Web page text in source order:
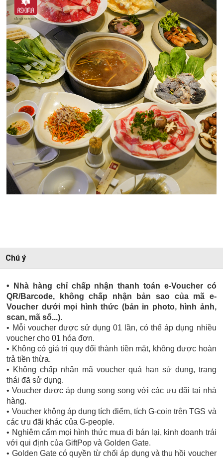
Chú ý
• Nhà hàng chỉ chấp nhận thanh toán e-Voucher có
QR/Barcode, không chấp nhận bản sao của mã e-
Voucher dưới mọi hình thức (bản in photo, hình ảnh,
scan, mã số...).
• Mỗi voucher được sử dụng 01 lần, có thể áp dụng nhiều
voucher cho 01 hóa đơn.
• Không có giá trị quy đổi thành tiền mặt, không được hoàn
trả tiền thừa.
• Không chấp nhận mã voucher quá hạn sử dụng, trạng
thái đã sử dụng.
• Voucher được áp dụng song song với các ưu đãi tại nhà
hàng.
• Voucher không áp dụng tích điểm, tích G-coin trên TGS và
các ưu đãi khác của G-people.
• Nghiêm cấm mọi hình thức mua đi bán lại, kinh doanh trái
với qui định của GiftPop và Golden Gate.
• Golden Gate có quyền từ chối áp dụng và thu hồi voucher